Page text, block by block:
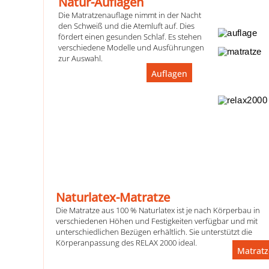
Die Matratzenauflage nimmt in der Nacht
den Schweiß und die Atemluft auf. Dies
fördert einen gesunden Schlaf. Es stehen
verschiedene Modelle und Ausführungen
zur Auswahl.
Auflagen
Naturlatex-Matratze
Die Matratze aus 100 % Naturlatex ist je nach Körperbau in
verschiedenen Höhen und Festigkeiten verfügbar und mit
unterschiedlichen Bezügen erhältlich. Sie unterstützt die
Körperanpassung des RELAX 2000 ideal.